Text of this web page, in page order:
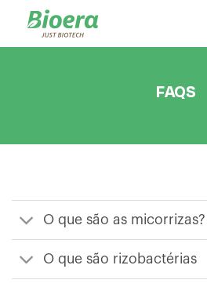
content
FAQS
O que são as micorrizas?
O que são rizobactérias